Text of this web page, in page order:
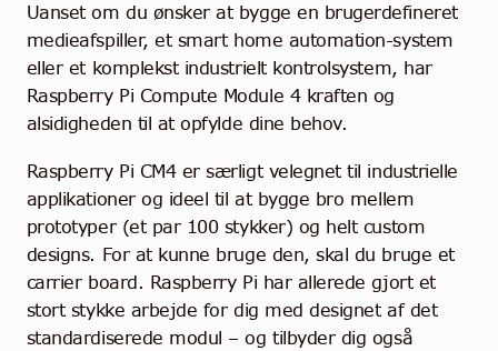
Uanset om du ønsker at bygge en brugerdefineret
medieafspiller, et smart home automation-system
eller et komplekst industrielt kontrolsystem, har
Raspberry Pi Compute Module 4 kraften og
alsidigheden til at opfylde dine behov.
Raspberry Pi CM4 er særligt velegnet til industrielle
applikationer og ideel til at bygge bro mellem
prototyper (et par 100 stykker) og helt custom
designs. For at kunne bruge den, skal du bruge et
carrier board. Raspberry Pi har allerede gjort et
stort stykke arbejde for dig med designet af det
standardiserede modul – og tilbyder dig også